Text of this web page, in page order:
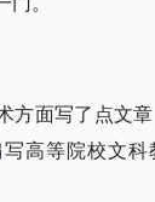
方面写了点文
高等院校文